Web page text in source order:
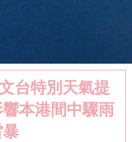
台特別天氣提
本港間中驟雨